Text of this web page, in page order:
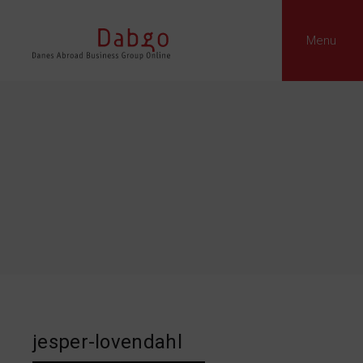
Menu
jesper-lovendahl